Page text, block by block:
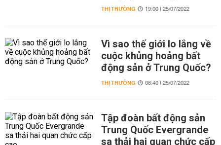
THỊ TRƯỜNG 19:00 | 25/07/2022
Vì sao thế giới lo lắng về
cuộc khủng hoảng bất
động sản ở Trung Quốc?
THỊ TRƯỜNG 08:40 | 25/07/2022
Tập đoàn bất động sản
Trung Quốc Evergrande
sa thải hai quan chức cấp